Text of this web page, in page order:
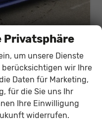
Automatik
auf Anfrage
Privatsphäre
um unsere Dienste
wir Ihre
Daten für Marketing,
für die Sie uns Ihr
Ihre Einwilligung
widerrufen.